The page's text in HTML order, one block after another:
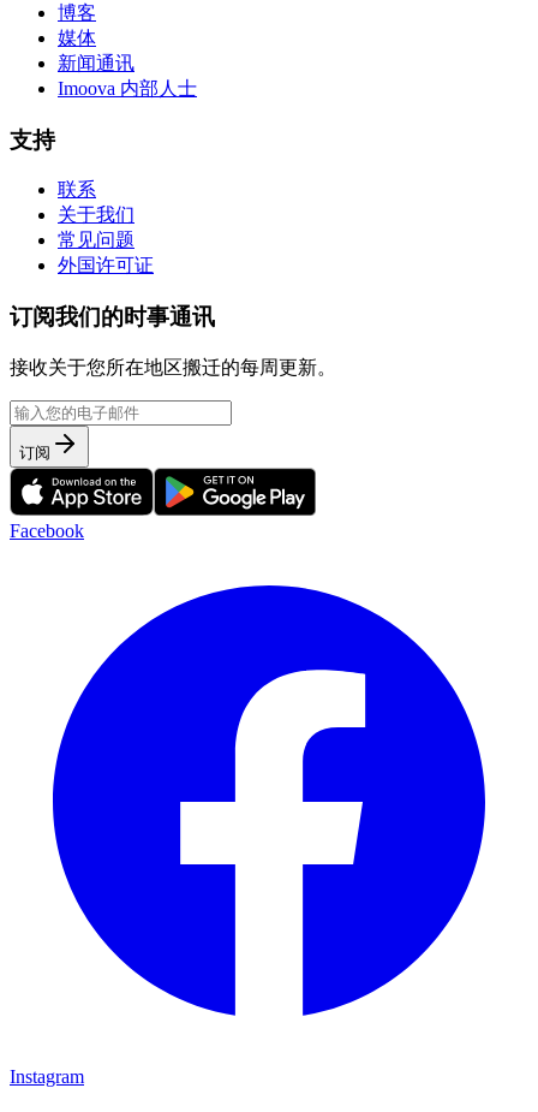
博客
媒体
新闻通讯
Imoova 内部人士
支持
联系
关于我们
常见问题
外国许可证
订阅我们的时事通讯
接收关于您所在地区搬迁的每周更新。
订阅
Facebook
Instagram